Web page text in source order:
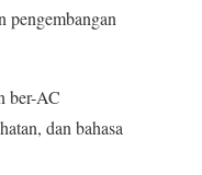
pengembangan
ber-AC
dan bahasa